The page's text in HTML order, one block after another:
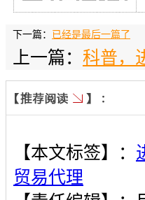
下一篇： 已经是最后一篇了
上一篇： 科普，
【本文标签】：
贸易代理